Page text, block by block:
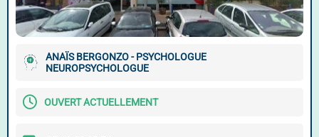
ANAÏS BERGONZO - PSYCHOLOGUE
NEUROPSYCHOLOGUE
OUVERT ACTUELLEMENT